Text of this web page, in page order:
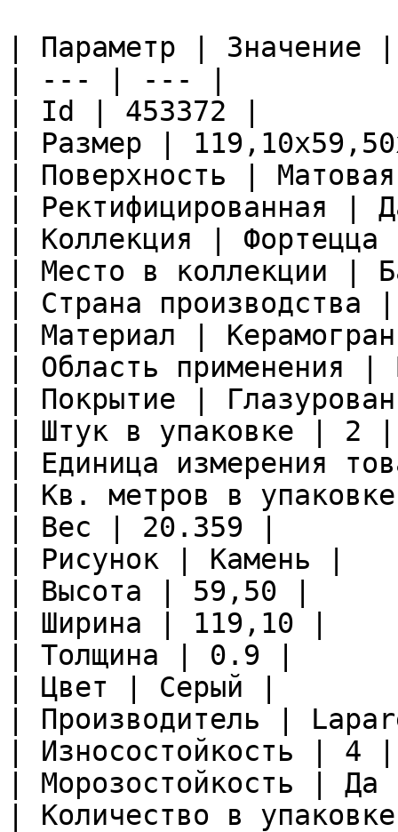
| Параметр | Значение |
| --- | --- |
| Id | 453372 |
| Размер |
| Поверхность |
| Ректифицированная |
| Коллекция |
| Место в коллекции |
| Страна
| Материал |
| Область применения
| Покрытие |
| Штук в упаковке | 2 |
| Единица измерения
| Кв. метров в
| Вес | 20.359 |
| Рисунок | Камень |
| Высота | 59,50 |
| Ширина | 119,10 |
| Толщина | 0.9 |
| Цвет | Серый |
| Производитель |
| Износостойкость | 4 |
| Морозостойкость |
| Количество в